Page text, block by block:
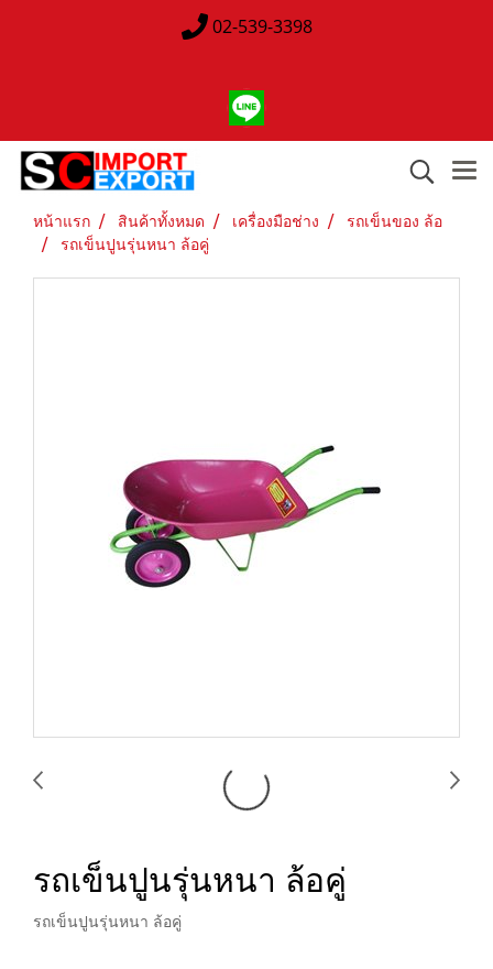
02-539-3398
หน้าแรก สินค้าทั้งหมด เครื่องมือช่าง
รถเข็นของ ล้อ
รถเข็นปูนรุ่นหนา ล้อคู่
รถเข็นปูนรุ่นหนา ล้อคู่
รถเข็นปูนรุ่นหนา ล้อคู่